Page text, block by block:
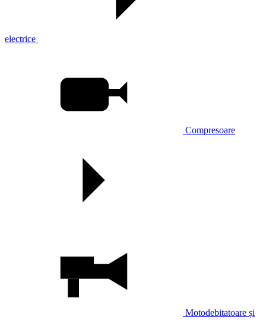
electrice
Compresoare
Motodebitatoare și